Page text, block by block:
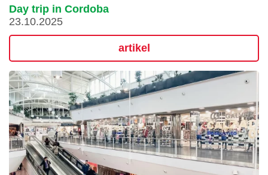
Day trip in Cordoba
23.10.2025
artikel